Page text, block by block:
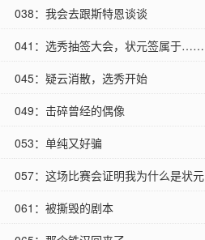
038：我会去跟斯特恩谈谈
041：选秀抽签大会，状元签属于……
045：疑云消散，选秀开始
049：击碎曾经的偶像
053：单纯又好骗
057：这场比赛会证明我为什么是状元
061：被撕毁的剧本